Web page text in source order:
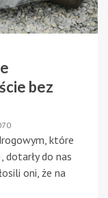
bez
które
dotarły do nas
oni, że na